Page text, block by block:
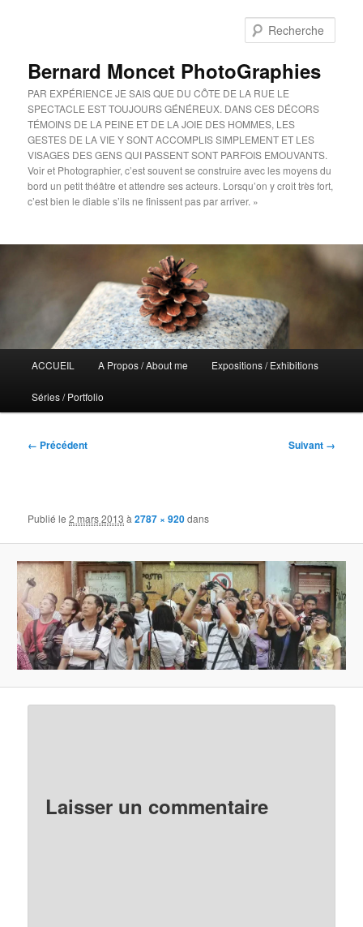
Bernard Moncet PhotoGraphies
PAR EXPÉRIENCE JE SAIS QUE DU CÔTE DE LA RUE LE
SPECTACLE EST TOUJOURS GÉNÉREUX. DANS CES DÉCORS
TÉMOINS DE LA PEINE ET DE LA JOIE DES HOMMES, LES
GESTES DE LA VIE Y SONT ACCOMPLIS SIMPLEMENT ET LES
VISAGES DES GENS QUI PASSENT SONT PARFOIS EMOUVANTS.
Voir et Photographier, c’est souvent se construire avec les moyens du
bord un petit théâtre et attendre ses acteurs. Lorsqu’on y croit très fort,
c’est bien le diable s’ils ne finissent pas par arriver. »
principal
ACCUEIL A Propos / About me Expositions / Exhibitions
Séries / Portfolio
Navigation
← Précédent Suivant →
Publié le2 mars 2013 à2787 × 920dans
Laisser un commentaire